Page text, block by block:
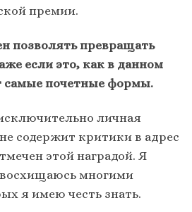
премии.
позволять превращать
если это, как в данном
самые почетные формы.
личная
содержит критики в адрес
этой наградой. Я
многими
я имею честь знать.